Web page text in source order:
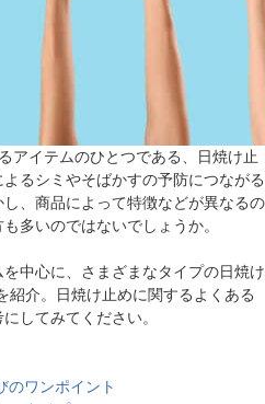
アイテムのひとつである、日焼け止
るシミやそばかすの予防につながる
、商品によって特徴などが異なるの
多いのではないでしょうか。
中心に、さまざまなタイプの日焼け
紹介。日焼け止めに関するよくある
してみてください。
のワンポイント